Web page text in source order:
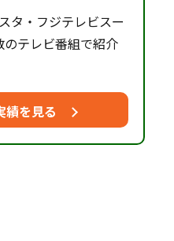
タ・フジテレビスー
テレビ番組で紹介
績を見る